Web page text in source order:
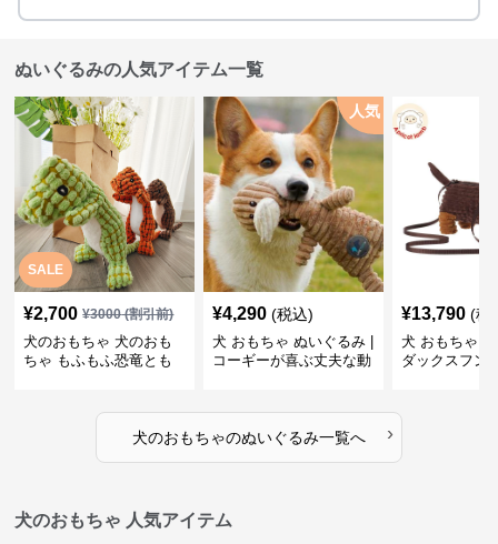
ぬいぐるみの人気アイテム一覧
SALE
¥2,700 ¥3000(割引前)
犬のおもちゃ 犬のおも
ちゃ もふもふ恐竜とも
人気
¥4,290 (税込)
犬 おもちゃ ぬいぐるみ |
コーギーが喜ぶ丈夫な動
¥13,790 (税
犬 おもちゃ
ダックスフン
犬のおもちゃのぬいぐるみ一覧へ ›
犬のおもちゃ 人気アイテム